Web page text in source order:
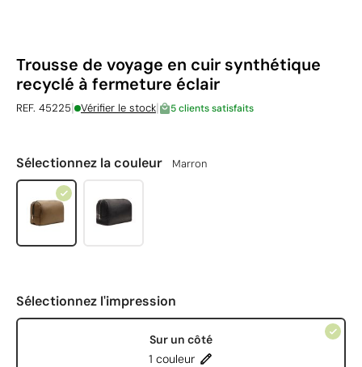
Trousse de voyage en cuir synthétique
recyclé à fermeture éclair
REF. 45225| Vérifier le stock| 5 clients satisfaits
Sélectionnez la couleur Marron
Sélectionnez l'impression
Sur un côté
1 couleur